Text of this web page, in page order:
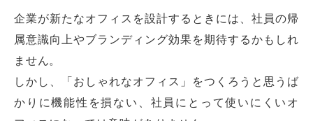
企業が新たなオフィスを設計するときには、社員の帰
属意識向上やブランディング効果を期待するかもしれ
ません。
しかし、「おしゃれなオフィス」をつくろうと思うば
かりに機能性を損ない、社員にとって使いにくいオ